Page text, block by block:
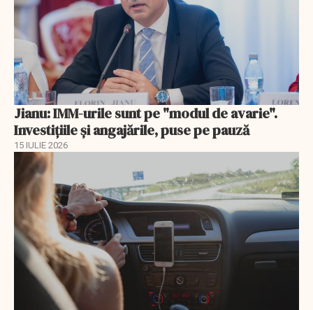
Jianu: IMM-urile sunt pe "modul de avarie".
Investițiile și angajările, puse pe pauză
15 IULIE 2026